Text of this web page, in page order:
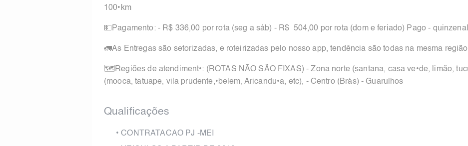
100•km
💵Pagamento: - R$ 336,00 por rota (seg a sáb) - R$ 504,00 por rota (dom e feriado) Pago -
🚛As Entregas são setorizadas, e roteirizadas pelo nosso app, tendência são todas na mesma região
🗺Regiões de atendiment•: (ROTAS NÃO SÃO FIXAS) - Zona norte (santana, casa ve•de, limão,
(mooca, tatuape, vila prudente,•belem, Aricandu•a, etc), - Centro (Brás) - Guarulhos
Qualificações
•CONTRATACAO PJ -MEI